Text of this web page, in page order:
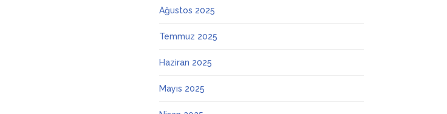
Ağustos 2025
Temmuz 2025
Haziran 2025
Mayıs 2025